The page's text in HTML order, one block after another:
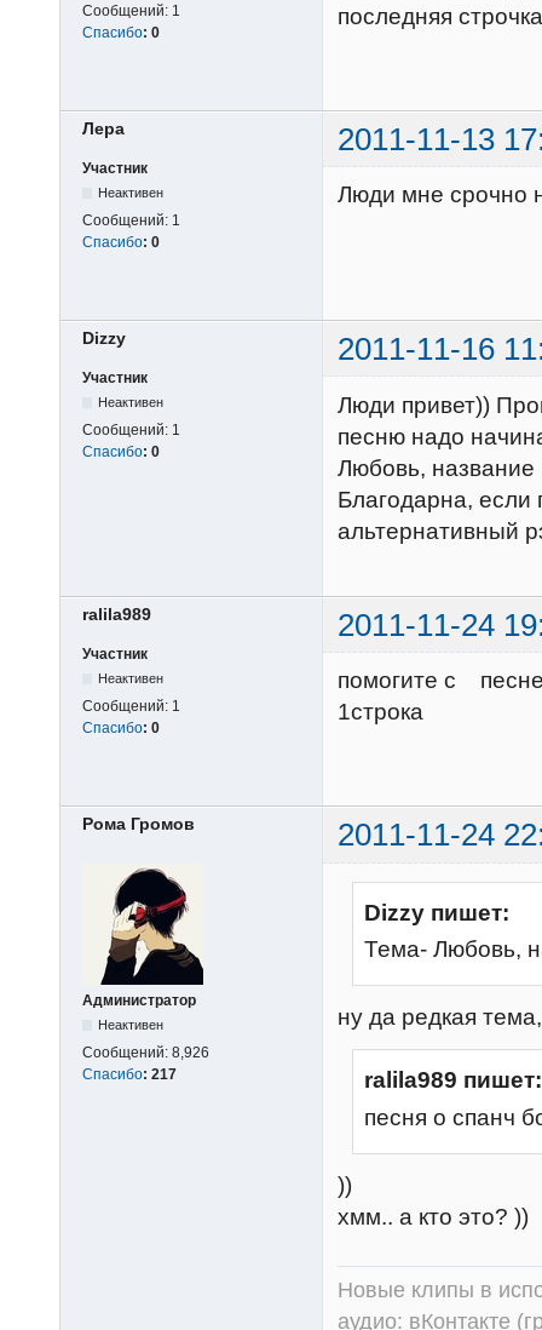
Сообщений: 1
Спасибо: 0
последняя
Лера 2011-11-13
Участник
Неактивен
Сообщений: 1
Спасибо: 0
Люди мне срочно
Dizzy 2011-11-16
Участник
Неактивен
Сообщений: 1
Спасибо: 0
Люди привет))
песню надо
Любовь,
Благодарна,
альтернативный
ralila989 2011-11-24
Участник
Неактивен
Сообщений: 1
Спасибо: 0
помогите
1строка
Рома Громов 2011-11-24
Администратор
Неактивен
Сообщений: 8,926
Спасибо: 217
Dizzy пишет:
Тема- Любовь,
ну да редкая
ralila989 пишет:
песня о
))
хмм.. а кто это? ))
Новые клипы в
аудио: вКонтакте